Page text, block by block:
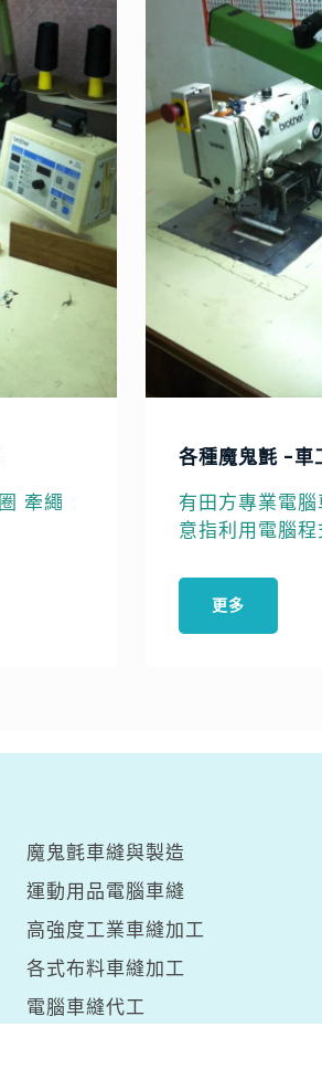
各種魔鬼氈 -車
有田方專業電
意指利用電腦
更多
魔鬼氈車縫與製造
運動用品電腦車縫
高強度工業車縫加工
各式布料車縫加工
電腦車縫代工